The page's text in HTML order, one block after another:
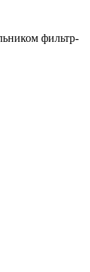
фильтр-